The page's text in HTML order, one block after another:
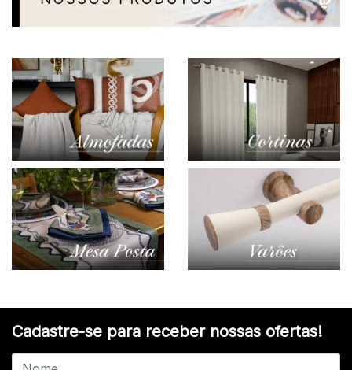
Cadastre-se para receber nossas ofertas!